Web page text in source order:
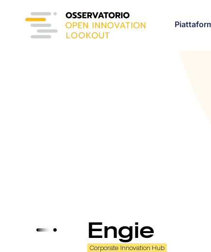
Engie
Corporate Innovation Hub